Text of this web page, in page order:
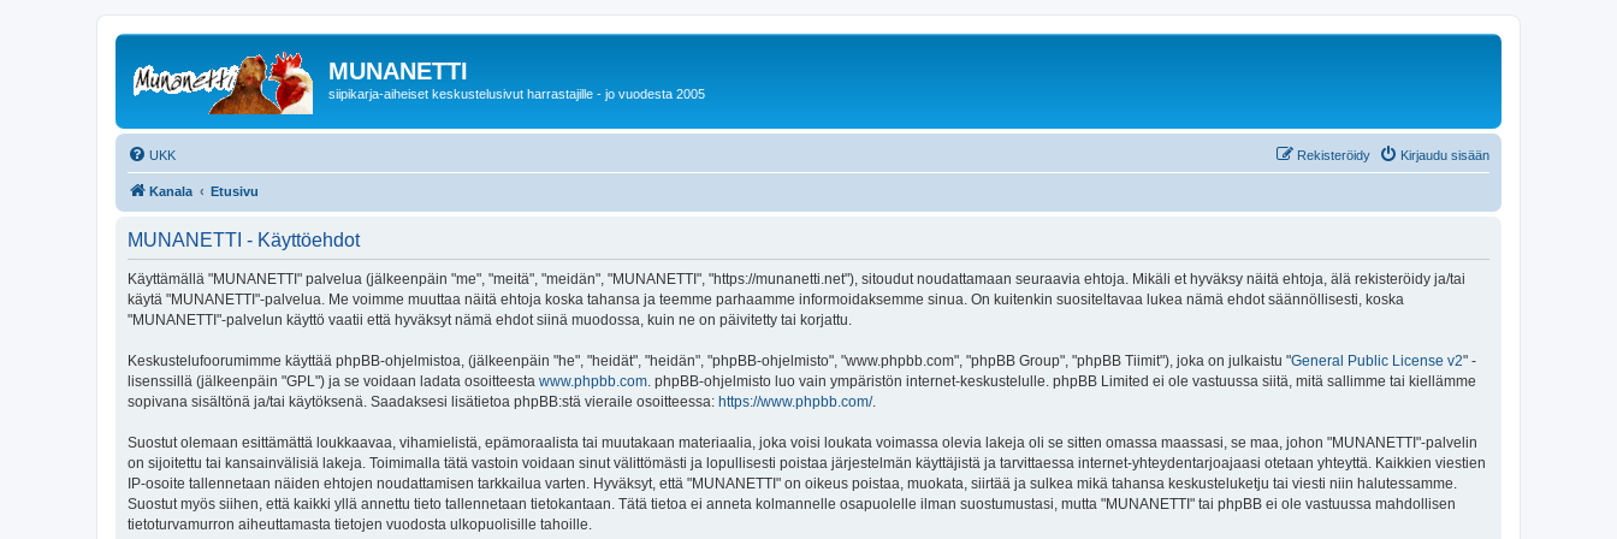
MUNANETTI
siipikarja-aiheiset keskustelusivut harrastajille - jo vuodesta 2005
UKK Kirjaudu sisään
Rekisteröidy
Kanala Etusivu
MUNANETTI - Käyttöehdot
Käyttämällä "MUNANETTI" palvelua (jälkeenpäin "me", "meitä", "meidän", "MUNANETTI", "https://munanetti.net"), sitoudut noudattamaan seuraavia ehtoja. Mikäli et hyväksy näitä ehtoja, älä rekisteröidy ja/tai
käytä "MUNANETTI"-palvelua. Me voimme muuttaa näitä ehtoja koska tahansa ja teemme parhaamme informoidaksemme sinua. On kuitenkin suositeltavaa lukea nämä ehdot säännöllisesti, koska
"MUNANETTI"-palvelun käyttö vaatii että hyväksyt nämä ehdot siinä muodossa, kuin ne on päivitetty tai korjattu.
Keskustelufoorumimme käyttää phpBB-ohjelmistoa, (jälkeenpäin "he", "heidät", "heidän", "phpBB-ohjelmisto", "www.phpbb.com", "phpBB Group", "phpBB Tiimit"), joka on julkaistu "General Public License v2" -
lisenssillä (jälkeenpäin "GPL") ja se voidaan ladata osoitteesta www.phpbb.com . phpBB-ohjelmisto luo vain ympäristön internet-keskustelulle. phpBB Limited ei ole vastuussa siitä, mitä sallimme tai kiellämme
sopivana sisältönä ja/tai käytöksenä. Saadaksesi lisätietoa phpBB:stä vieraile osoitteessa: https://www.phpbb.com/.
Suostut olemaan esittämättä loukkaavaa, vihamielistä, epämoraalista tai muutakaan materiaalia, joka voisi loukata voimassa olevia lakeja oli se sitten omassa maassasi, se maa, johon "MUNANETTI"-palvelin
on sijoitettu tai kansainvälisiä lakeja. Toimimalla tätä vastoin voidaan sinut välittömästi ja lopullisesti poistaa järjestelmän käyttäjistä ja tarvittaessa internet-yhteydentarjoajaasi otetaan yhteyttä. Kaikkien viestien
IP-osoite tallennetaan näiden ehtojen noudattamisen tarkkailua varten. Hyväksyt, että "MUNANETTI" on oikeus poistaa, muokata, siirtää ja sulkea mikä tahansa keskusteluketju tai viesti niin halutessamme.
Suostut myös siihen, että kaikki yllä annettu tieto tallennetaan tietokantaan. Tätä tietoa ei anneta kolmannelle osapuolelle ilman suostumustasi, mutta "MUNANETTI" tai phpBB ei ole vastuussa mahdollisen
tietoturvamurron aiheuttamasta tietojen vuodosta ulkopuolisille tahoille.